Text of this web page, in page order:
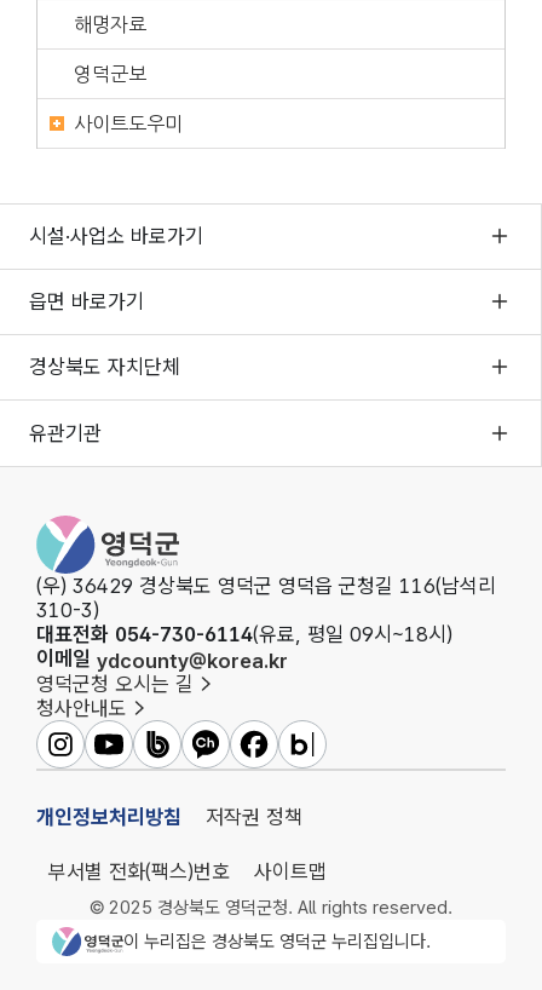
해명자료
영덕군보
사이트도우미
시설·사업소 바로가기
읍면 바로가기
경상북도 자치단체
유관기관
영덕군청
(우) 36429 경상북도 영덕군 영덕읍 군청길 116(남석리
310-3)
대표전화 054-730-6114(유료, 평일 09시~18시)
이메일 ydcounty@korea.kr
영덕군청 오시는 길
청사안내도
영덕군인스타그램
영덕군유튜브영덕군밴드영덕군카카오채널
영덕군페이스북
영덕군블로그
개인정보처리방침 저작권 정책
부서별 전화(팩스)번호 사이트맵
© 2025 경상북도 영덕군청. All rights reserved.
영덕군청 로고이 누리집은 경상북도 영덕군 누리집입니다.